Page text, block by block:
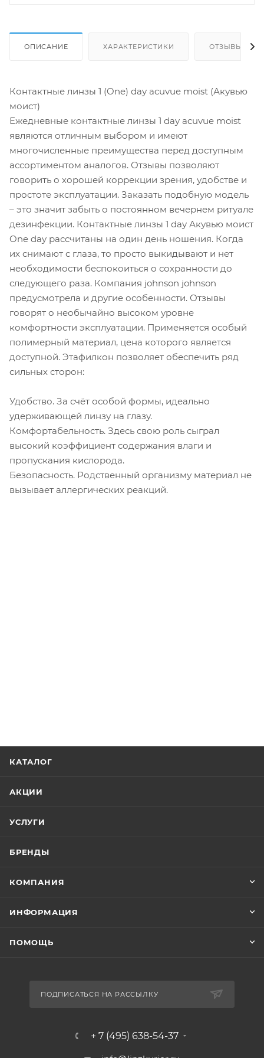
ОПИСАНИЕ ХАРАКТЕРИСТИКИ ОТЗЫВЫ
Контактные линзы 1 (One) day acuvue moist (Акувью
моист)
Ежедневные контактные линзы 1 day acuvue moist
являются отличным выбором и имеют
многочисленные преимущества перед доступным
ассортиментом аналогов. Отзывы позволяют
говорить о хорошей коррекции зрения, удобстве и
простоте эксплуатации. Заказать подобную модель
– это значит забыть о постоянном вечернем ритуале
дезинфекции. Контактные линзы 1 day Акувью моист
One day рассчитаны на один день ношения. Когда
их снимают с глаза, то просто выкидывают и нет
необходимости беспокоиться о сохранности до
следующего раза. Компания johnson johnson
предусмотрела и другие особенности. Отзывы
говорят о необычайно высоком уровне
комфортности эксплуатации. Применяется особый
полимерный материал, цена которого является
доступной. Этафилкон позволяет обеспечить ряд
сильных сторон:
Удобство. За счёт особой формы, идеально
удерживающей линзу на глазу.
Комфортабельность. Здесь свою роль сыграл
высокий коэффициент содержания влаги и
пропускания кислорода.
Безопасность. Родственный организму материал не
вызывает аллергических реакций.
КАТАЛОГ
АКЦИИ
УСЛУГИ
БРЕНДЫ
КОМПАНИЯ
ИНФОРМАЦИЯ
ПОМОЩЬ
ПОДПИСАТЬСЯ НА РАССЫЛКУ
+ 7 (495) 638-54-37